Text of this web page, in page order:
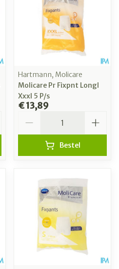
Hartmann, Molicare
Molicare Pr Fixpnt Longl
Xxxl 5 P/s
€ 13,89
Bestel